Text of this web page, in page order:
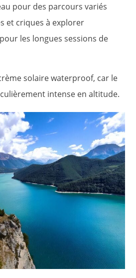
pour des parcours variés
et criques à explorer
les longues sessions de
solaire waterproof, car le
intense en altitude.